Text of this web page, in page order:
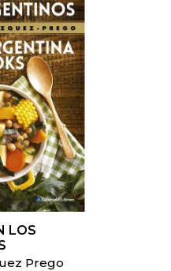
LOS
Prego